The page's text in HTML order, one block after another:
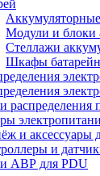
Модули и блоки
Стеллажи
Шкафы
распределения
и аксессуары
и
АВР для PDU